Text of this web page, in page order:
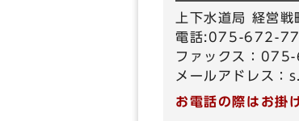
上下水道局 経営戦
電話:075-672-
ファックス：
メールアドレス：
お電話の際はお掛